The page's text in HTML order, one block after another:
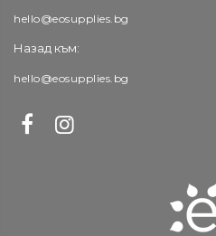
hello@eosupplies.bg
Назад към:
hello@eosupplies.bg